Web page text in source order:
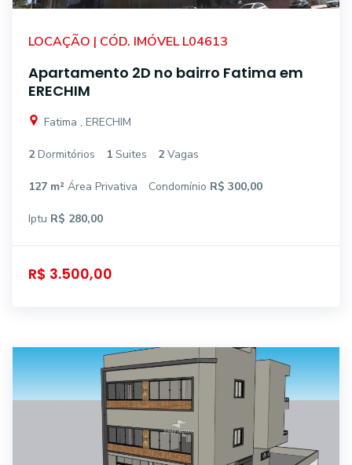
LOCAÇÃO | CÓD. IMÓVEL L04613
Apartamento 2D no bairro Fatima em
ERECHIM
Fatima , ERECHIM
2 Dormitórios 1 Suites 2 Vagas
127 m² Área Privativa Condomínio R$ 300,00
Iptu R$ 280,00
R$ 3.500,00